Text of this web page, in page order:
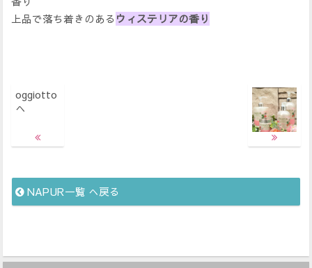
上品で落ち着きのある ウィステリアの香り
oggiotto
へ
NAPUR一覧 へ戻る